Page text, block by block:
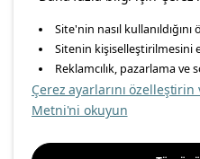
linkedin
Enerji Politikası Bilgi Güvenliği
Gıda Güvenliği Politikası
İnternetten vereceğiniz
içerikleri görebilmek için
İl seçiniz
Seçiniz
Site'nin nasıl kullanıldığını
Sitenin kişiselleştirilmesini
Reklamcılık, pazarlama ve
Çerez ayarlarını özelleştirin
Metni'ni okuyun